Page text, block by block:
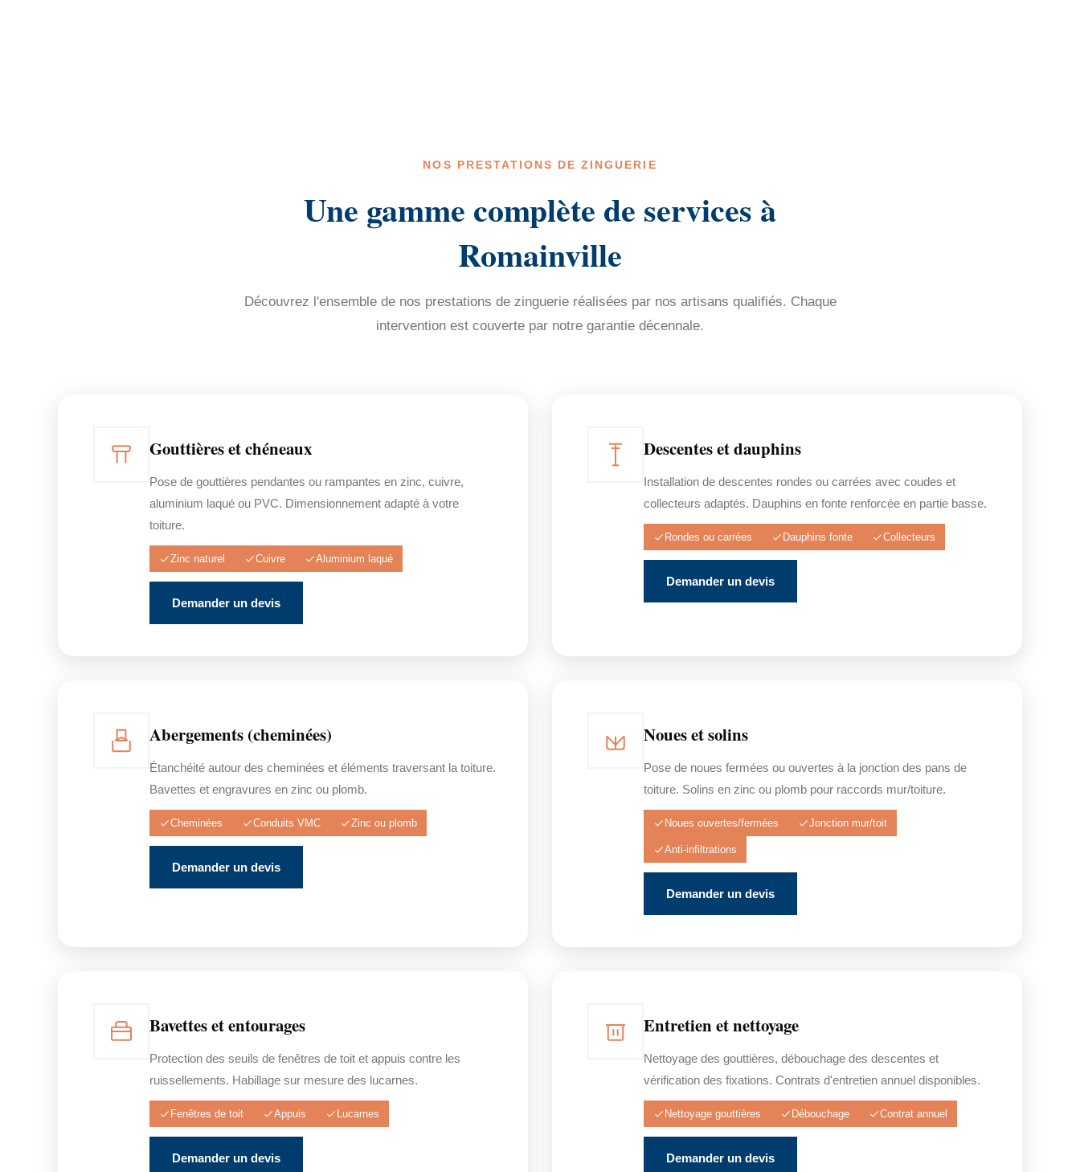
NOS PRESTATIONS DE ZINGUERIE
Une gamme complète de services à
Romainville
Découvrez l'ensemble de nos prestations de zinguerie réalisées par nos artisans qualifiés. Chaque
intervention est couverte par notre garantie décennale.
Gouttières et chéneaux
Pose de gouttières pendantes ou rampantes en zinc, cuivre,
aluminium laqué ou PVC. Dimensionnement adapté à votre
toiture.
Zinc naturel Cuivre Aluminium laqué
Demander un devis
Descentes et dauphins
Installation de descentes rondes ou carrées avec coudes et
collecteurs adaptés. Dauphins en fonte renforcée en partie basse.
Rondes ou carrées Dauphins fonte Collecteurs
Demander un devis
Abergements (cheminées)
Étanchéité autour des cheminées et éléments traversant la toiture.
Bavettes et engravures en zinc ou plomb.
Cheminées Conduits VMC Zinc ou plomb
Demander un devis
Noues et solins
Pose de noues fermées ou ouvertes à la jonction des pans de
toiture. Solins en zinc ou plomb pour raccords mur/toiture.
Noues ouvertes/fermées Jonction mur/toit
Anti-infiltrations
Demander un devis
Bavettes et entourages
Protection des seuils de fenêtres de toit et appuis contre les
ruissellements. Habillage sur mesure des lucarnes.
Fenêtres de toit Appuis Lucarnes
Demander un devis
Entretien et nettoyage
Nettoyage des gouttières, débouchage des descentes et
vérification des fixations. Contrats d'entretien annuel disponibles.
Nettoyage gouttières Débouchage Contrat annuel
Demander un devis